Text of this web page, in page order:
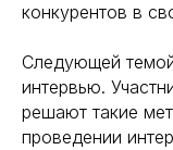
конкурентов в
Следующей
интервью.
решают такие
проведении